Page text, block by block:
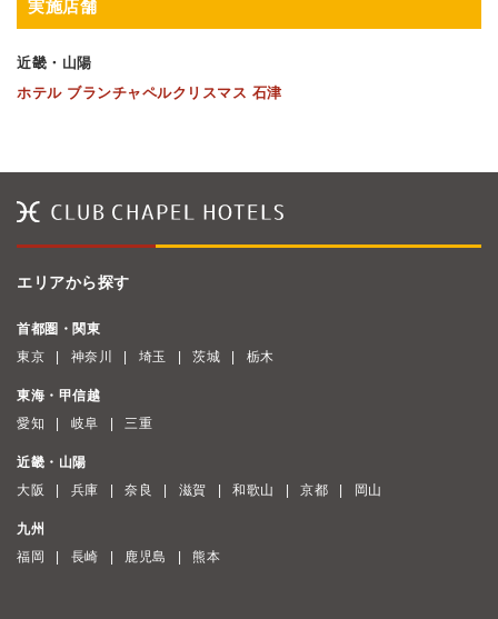
実施店舗
近畿・山陽
ホテル ブランチャペルクリスマス 石津
エリアから探す
首都圏・関東
東京
神奈川 埼玉 茨城 栃木
東海・甲信越
愛知
岐阜 三重
近畿・山陽
大阪
兵庫 奈良 滋賀 和歌山 京都 岡山
九州
福岡
長崎 鹿児島 熊本